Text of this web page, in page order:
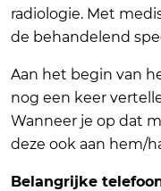
radiologie. Met
de behandelend
Aan het begin van
nog een keer
Wanneer je op dat
deze ook aan hem/
Belangrijke